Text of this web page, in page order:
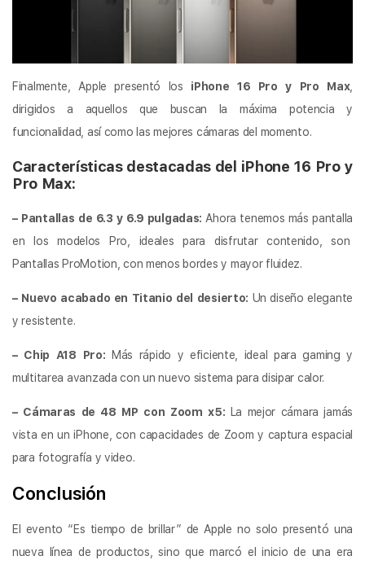
Finalmente, Apple presentó los iPhone 16 Pro y Pro Max,
dirigidos a aquellos que buscan la máxima potencia y
funcionalidad, así como las mejores cámaras del momento.
Características destacadas del iPhone 16 Pro y
Pro Max:
– Pantallas de 6.3 y 6.9 pulgadas: Ahora tenemos más pantalla
en los modelos Pro, ideales para disfrutar contenido, son
Pantallas ProMotion, con menos bordes y mayor fluidez.
– Nuevo acabado en Titanio del desierto: Un diseño elegante
y resistente.
– Chip A18 Pro: Más rápido y eficiente, ideal para gaming y
multitarea avanzada con un nuevo sistema para disipar calor.
– Cámaras de 48 MP con Zoom x5: La mejor cámara jamás
vista en un iPhone, con capacidades de Zoom y captura espacial
para fotografía y video.
Conclusión
El evento “Es tiempo de brillar” de Apple no solo presentó una
nueva línea de productos, sino que marcó el inicio de una era